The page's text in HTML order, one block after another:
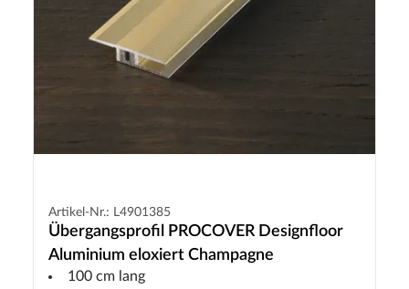
Artikel-Nr.: L4901385
Übergangsprofil PROCOVER Designfloor
Aluminium eloxiert Champagne
100 cm lang